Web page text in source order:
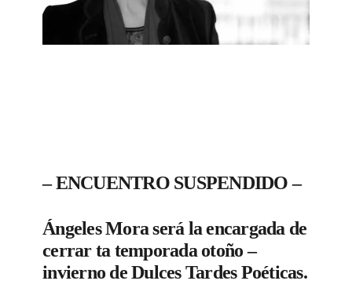
– ENCUENTRO SUSPENDIDO –
Ángeles Mora será la encargada de
cerrar ta temporada otoño –
invierno de Dulces Tardes Poéticas.